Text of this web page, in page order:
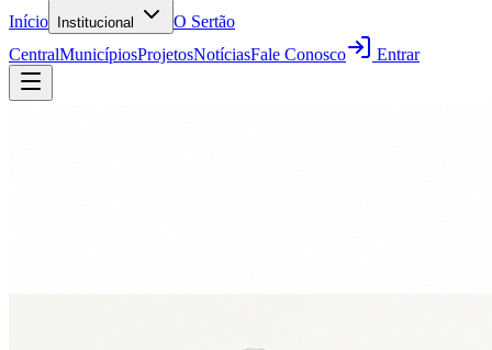
Início Institucional
O Sertão
CentralMunicípiosProjetosNotíciasFale Conosco Entrar